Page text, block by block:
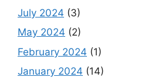
July 2024 (3)
May 2024 (2)
February 2024 (1)
January 2024 (14)